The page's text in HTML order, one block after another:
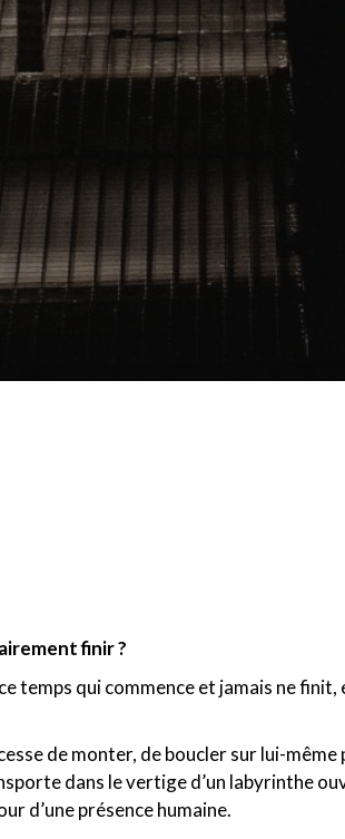
finir ?
temps qui commence et jamais ne finit,
de monter, de boucler sur lui-même
dans le vertige d’un labyrinthe
d’une présence humaine.